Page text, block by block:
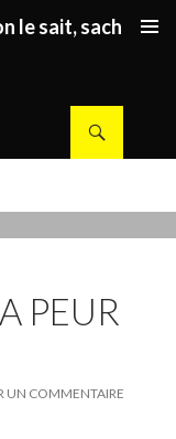
le sait, sachez
PEUR
UN COMMENTAIRE